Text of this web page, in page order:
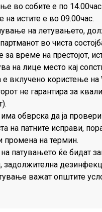
во собите е по
на истите е во 09.00час.
на летувањето,
во чиста
време на престојот,
на лице место кај
е вклучено користење на
не гарантира за
обврска да ја
на патните исправи,
промена на термин.
патувањето ќе бидат
задолжителна
важат општите